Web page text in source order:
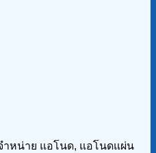
ำหน่าย แอโนด, แอโนดแผ่น